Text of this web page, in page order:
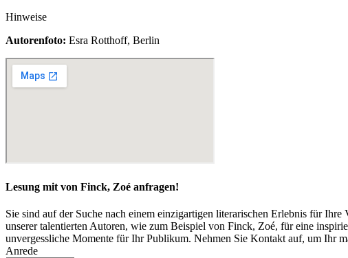
Hinweise
Autorenfoto: Esra Rotthoff, Berlin
Lesung mit von Finck, Zoé anfragen!
Sie sind auf der Suche nach einem einzigartigen literarischen Erlebnis für
unserer talentierten Autoren, wie zum Beispiel von Finck, Zoé, für eine
unvergessliche Momente für Ihr Publikum. Nehmen Sie Kontakt auf, um Ihr
Anrede